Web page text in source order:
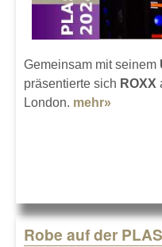
Gemeinsam mit seinem
präsentierte sich ROXX
London. mehr»
Robe auf der